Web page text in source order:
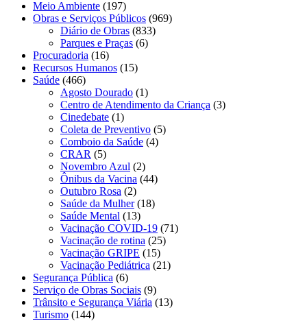
Meio Ambiente (197)
Obras e Serviços Públicos (969)
Diário de Obras (833)
Parques e Praças (6)
Procuradoria (16)
Recursos Humanos (15)
Saúde (466)
Agosto Dourado (1)
Centro de Atendimento da Criança (3)
Cinedebate (1)
Coleta de Preventivo (5)
Comboio da Saúde (4)
CRAR (5)
Novembro Azul (2)
Ônibus da Vacina (44)
Outubro Rosa (2)
Saúde da Mulher(18)
Saúde Mental (13)
Vacinação COVID-19 (71)
Vacinação de rotina (25)
Vacinação GRIPE (15)
Vacinação Pediátrica (21)
Segurança Pública (6)
Serviço de Obras Sociais (9)
Trânsito e Segurança Viária (13)
Turismo (144)